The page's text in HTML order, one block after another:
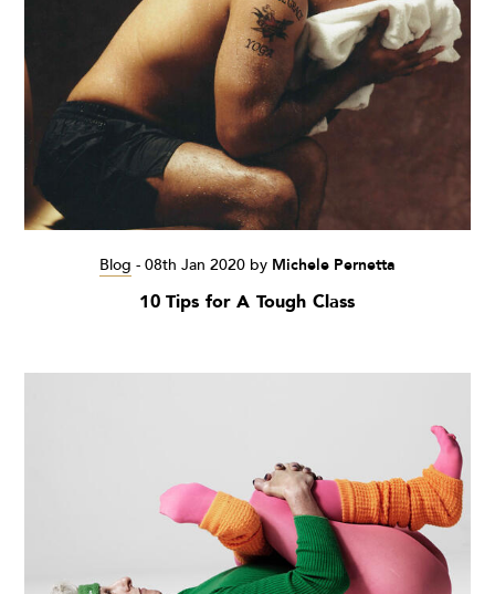
Blog - 08th Jan 2020 by Michele Pernetta
10 Tips for A Tough Class